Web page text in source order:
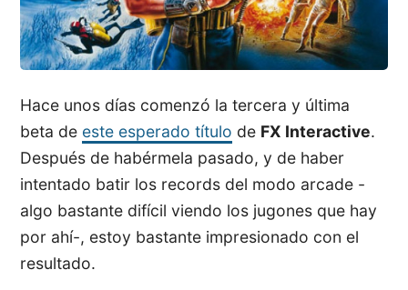
Hace unos días comenzó la tercera y última
beta de este esperado título de FX Interactive.
Después de habérmela pasado, y de haber
intentado batir los records del modo arcade -
algo bastante difícil viendo los jugones que hay
por ahí-, estoy bastante impresionado con el
resultado.